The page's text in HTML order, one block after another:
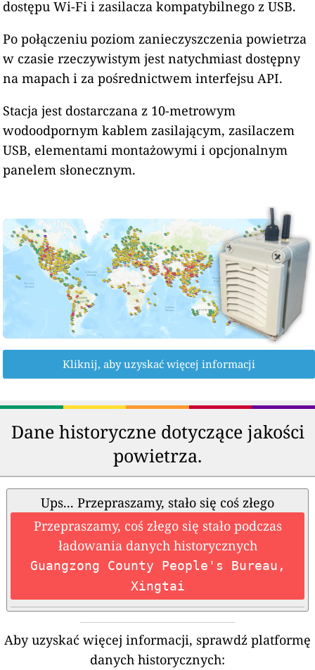
dostępu Wi-Fi i zasilacza kompatybilnego z USB.
Po połączeniu poziom zanieczyszczenia powietrza
w czasie rzeczywistym jest natychmiast dostępny
na mapach i za pośrednictwem interfejsu API.
Stacja jest dostarczana z 10-metrowym
wodoodpornym kablem zasilającym, zasilaczem
USB, elementami montażowymi i opcjonalnym
panelem słonecznym.
Kliknij, aby uzyskać więcej informacji
Dane historyczne dotyczące jakości
powietrza.
Ups... Przepraszamy, stało się coś złego
Przepraszamy, coś złego się stało podczas
ładowania danych historycznych
Guangzong County People's Bureau,
Xingtai
Aby uzyskać więcej informacji, sprawdź platformę
danych historycznych: